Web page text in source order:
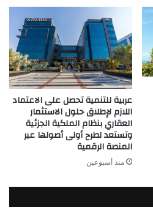
عربية للتنمية تحصل على الاعتماد
اللازم لإطلاق حلول الاستثمار
العقاري بنظام الملكية الجزئية
وتستعد لطرح أولى أصولها عبر
المنصة الرقمية
منذ أسبوعين